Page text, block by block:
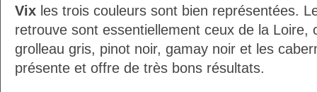
Vix les trois couleurs sont bien représentées.
retrouve sont essentiellement ceux de la Loire,
grolleau gris, pinot noir, gamay noir et les
présente et offre de très bons résultats.